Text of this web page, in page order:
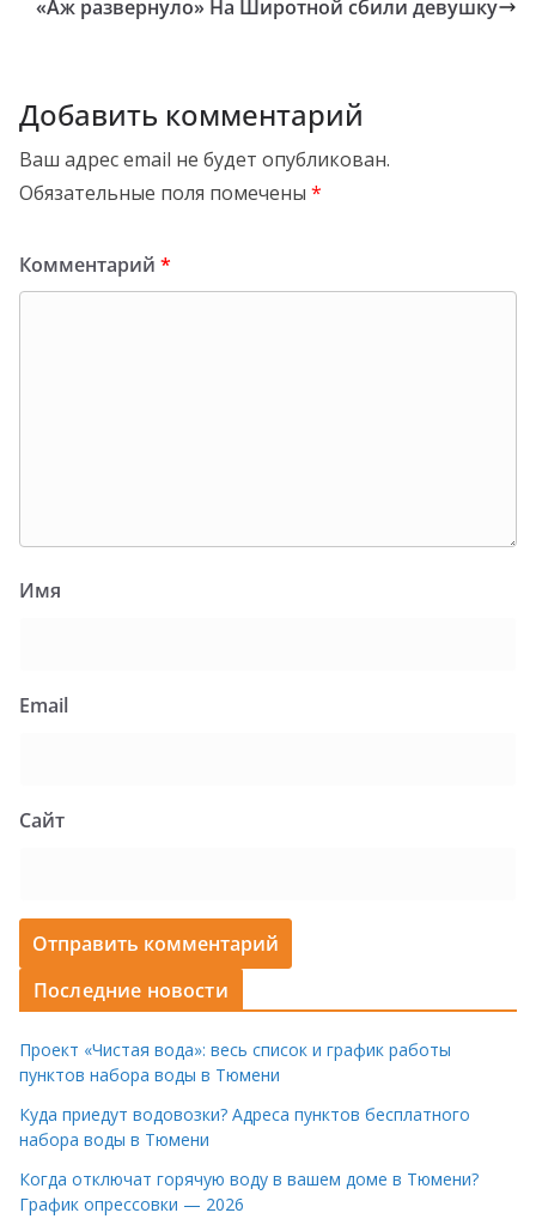
«Аж развернуло» На Широтной сбили девушку
Добавить комментарий
Ваш адрес email не будет опубликован.
Обязательные поля помечены *
Комментарий *
Имя
Email
Сайт
Последние новости
Проект «Чистая вода»: весь список и график работы
пунктов набора воды в Тюмени
Куда приедут водовозки? Адреса пунктов бесплатного
набора воды в Тюмени
Когда отключат горячую воду в вашем доме в Тюмени?
График опрессовки — 2026